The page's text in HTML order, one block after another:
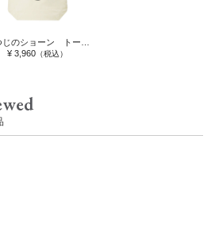
¥ 3,960（税込）